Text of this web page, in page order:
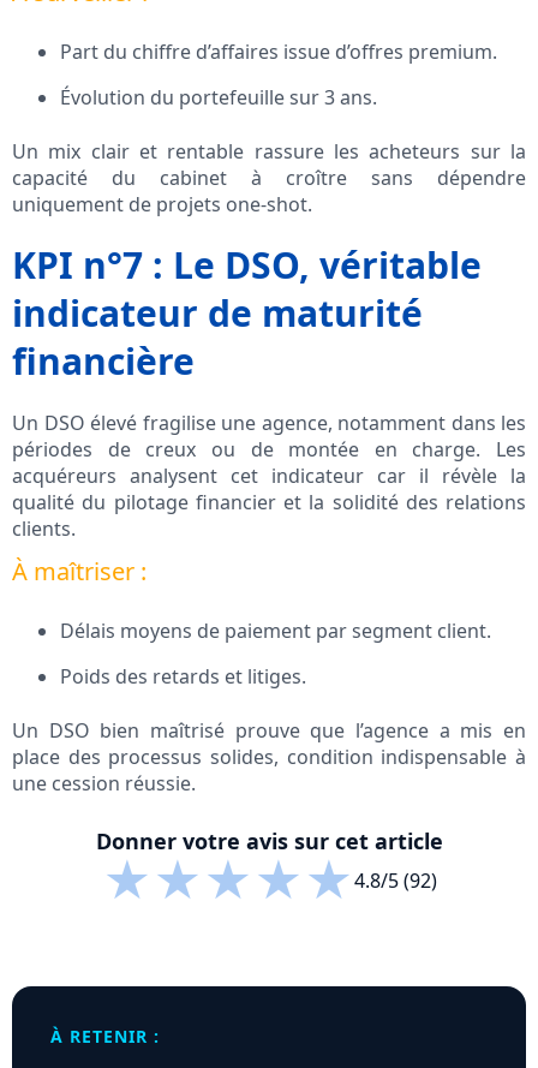
Part du chiffre d’affaires issue d’offres premium.
Évolution du portefeuille sur 3 ans.
Un mix clair et rentable rassure les acheteurs sur la
capacité du cabinet à croître sans dépendre
uniquement de projets one-shot.
KPI n°7 : Le DSO, véritable
indicateur de maturité
financière
Un DSO élevé fragilise une agence, notamment dans les
périodes de creux ou de montée en charge. Les
acquéreurs analysent cet indicateur car il révèle la
qualité du pilotage financier et la solidité des relations
clients.
À maîtriser :
Délais moyens de paiement par segment client.
Poids des retards et litiges.
Un DSO bien maîtrisé prouve que l’agence a mis en
place des processus solides, condition indispensable à
une cession réussie.
Donner votre avis sur cet article
★★★★★4.8/5 (92)
À RETENIR :